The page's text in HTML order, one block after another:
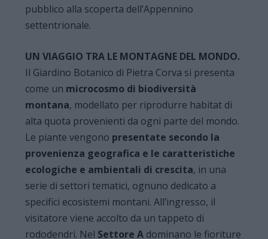
pubblico alla scoperta dell’Appennino
settentrionale.
UN VIAGGIO TRA LE MONTAGNE DEL MONDO.
Il Giardino Botanico di Pietra Corva si presenta
come un microcosmo di biodiversità
montana, modellato per riprodurre habitat di
alta quota provenienti da ogni parte del mondo.
Le piante vengono presentate secondo la
provenienza geografica e le caratteristiche
ecologiche e ambientali di crescita, in una
serie di settori tematici, ognuno dedicato a
specifici ecosistemi montani. All’ingresso, il
visitatore viene accolto da un tappeto di
rododendri. Nel Settore A dominano le fioriture